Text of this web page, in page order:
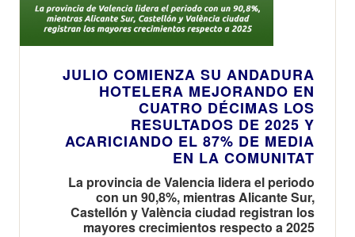
JULIO COMIENZA SU ANDADURA
HOTELERA MEJORANDO EN
CUATRO DÉCIMAS LOS
RESULTADOS DE 2025 Y
ACARICIANDO EL 87% DE MEDIA
EN LA COMUNITAT
La provincia de Valencia lidera el periodo
con un 90,8%, mientras Alicante Sur,
Castellón y València ciudad registran los
mayores crecimientos respecto a 2025